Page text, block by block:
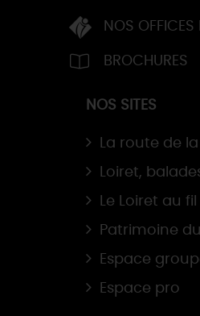
NOS OFFICES
BROCHURES
NOS SITES
La route de la
Loiret,
Le Loiret au
Patrimoine
Espace
Espace pro